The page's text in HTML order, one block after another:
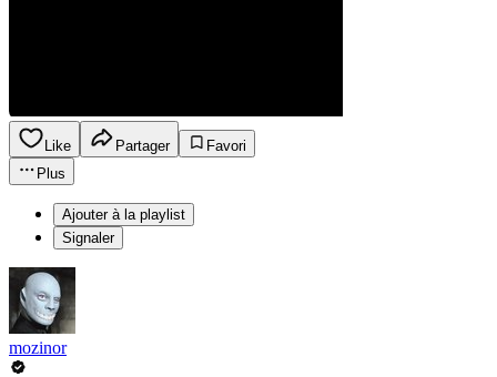
Like Partager
Favori
Plus
Ajouter à la playlist
Signaler
mozinor